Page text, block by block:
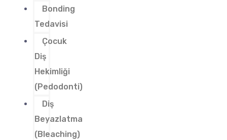
Bonding
Tedavisi
Çocuk
Diş
Hekimliği
(Pedodonti)
Diş
Beyazlatma
(Bleaching)